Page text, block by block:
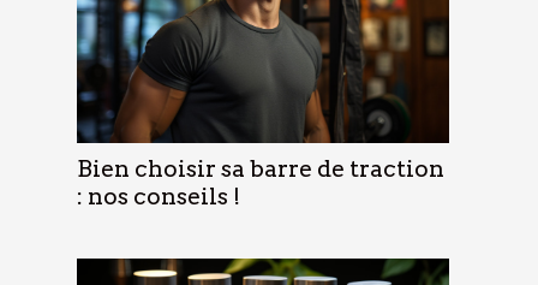
Bien choisir sa barre de traction
: nos conseils !